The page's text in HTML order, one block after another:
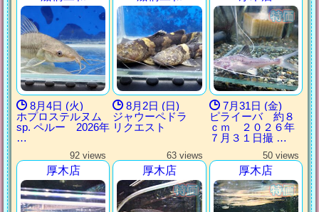
8月4日 (火)
ホプロステルヌム
sp. ペルー 2026年
…
8月2日 (日)
ジャウーペドラ
リクエスト
7月31日 (金)
ピライーバ 約８
ｃｍ ２０２６年
７月３１日撮 …
92 views
厚木店
63 views
厚木店
50 views
厚木店